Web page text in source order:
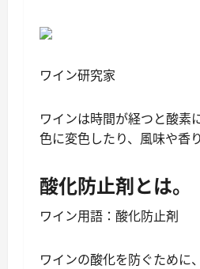
ワイン研究家
ワインは時間が経つと酸素
色に変色したり、風味や香
酸化防止剤とは。
ワイン用語：酸化防止剤
ワインの酸化を防ぐために